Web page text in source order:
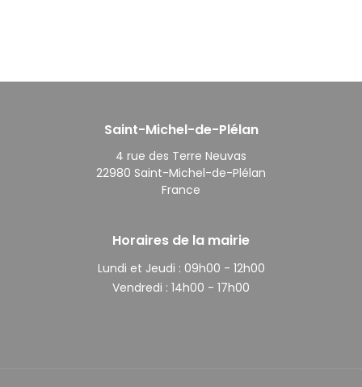
Saint-Michel-de-Plélan
4 rue des Terre Neuvas
22980 Saint-Michel-de-Plélan
France
Horaires de la mairie
Lundi et Jeudi : 09h00 - 12h00
Vendredi : 14h00 - 17h00